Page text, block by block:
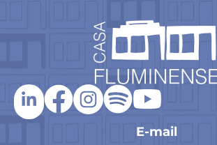
E-mail